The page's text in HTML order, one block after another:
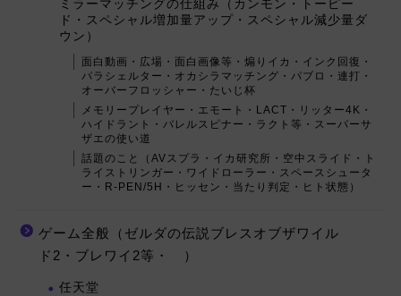
ミラーマッチングの仕組み（カンモン・トーピー
ド・スペシャル増加量アップ・スペシャル減少量ダ
ウン）
面白動画・広場・面白画像等・煽りイカ・インク回復・
パラシェルター・オカシラマッチング・パブロ・連打・
オーバーフロッシャー・たいじ杯
メモリープレイヤー・エモート・LACT・リッター4K・
ハイドラント・バレルスピナー・ラクト等・スーパーサ
ザエの使い道
話題のこと（AVスプラ・イカ研究所・空中スライド・ト
ライストリンガー・ワイドローラー・スペースシュータ
ー・R-PEN/5H・ヒッセン・当たり判定・ヒト状態）
ゲーム全般（ゼルダの伝説ブレスオブザワイル
ド2・ブレワイ2等・ ）
任天堂